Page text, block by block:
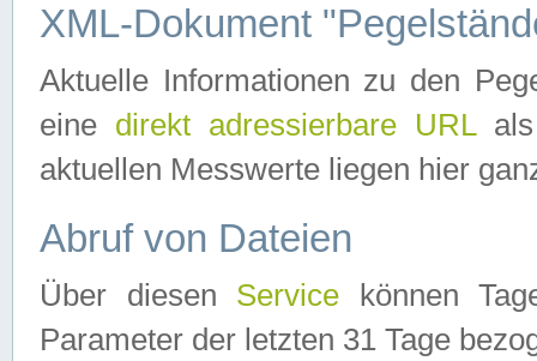
XML-Dokument
Aktuelle Informationen zu den
eine direkt adressierbare URLals
aktuellen Messwerte liegen hier
Abruf von Dateien
Über diesen Service können
Parameter der letzten 31 Tage